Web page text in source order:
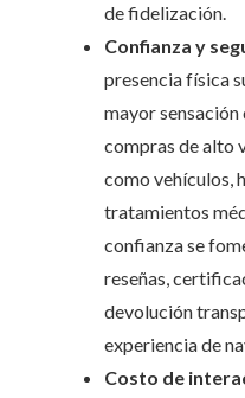
de fidelización.
Confianza y
presencia física
mayor sensación
compras de alto
como vehículos,
tratamientos
confianza se
reseñas,
devolución
experiencia de
Costo de